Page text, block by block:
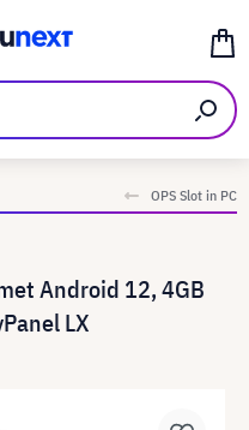
OPS Slot in PC
Android 12, 4GB
LX